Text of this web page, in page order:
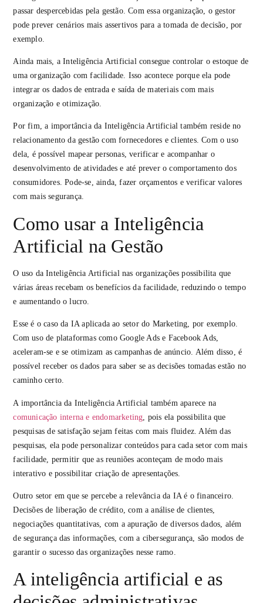
passar despercebidas pela gestão. Com essa organização, o gestor
pode prever cenários mais assertivos para a tomada de decisão, por
exemplo.
Ainda mais, a Inteligência Artificial consegue controlar o estoque de
uma organização com facilidade. Isso acontece porque ela pode
integrar os dados de entrada e saída de materiais com mais
organização e otimização.
Por fim, a importância da Inteligência Artificial também reside no
relacionamento da gestão com fornecedores e clientes. Com o uso
dela, é possível mapear personas, verificar e acompanhar o
desenvolvimento de atividades e até prever o comportamento dos
consumidores. Pode-se, ainda, fazer orçamentos e verificar valores
com mais segurança.
Como usar a Inteligência
Artificial na Gestão
O uso da Inteligência Artificial nas organizações possibilita que
várias áreas recebam os benefícios da facilidade, reduzindo o tempo
e aumentando o lucro.
Esse é o caso da IA aplicada ao setor do Marketing, por exemplo.
Com uso de plataformas como Google Ads e Facebook Ads,
aceleram-se e se otimizam as campanhas de anúncio. Além disso, é
possível receber os dados para saber se as decisões tomadas estão no
caminho certo.
A importância da Inteligência Artificial também aparece na
comunicação interna e endomarketing , pois ela possibilita que
pesquisas de satisfação sejam feitas com mais fluidez. Além das
pesquisas, ela pode personalizar conteúdos para cada setor com mais
facilidade, permitir que as reuniões aconteçam de modo mais
interativo e possibilitar criação de apresentações.
Outro setor em que se percebe a relevância da IA é o financeiro.
Decisões de liberação de crédito, com a análise de clientes,
negociações quantitativas, com a apuração de diversos dados, além
de segurança das informações, com a cibersegurança, são modos de
garantir o sucesso das organizações nesse ramo.
A inteligência artificial e as